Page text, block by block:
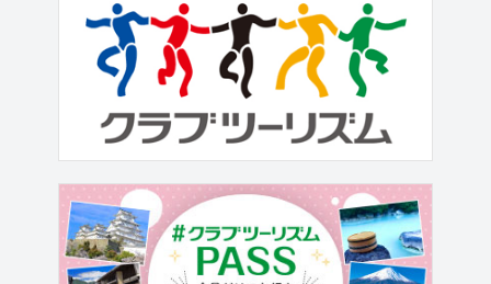
【ワンポイントアドバイス】も交えて
ご案内いたします。 中国渡航に必要な
もの（2024年9月時点） ①パスポート
有効期限：中国入国時6ヶ月以上、余
白：見開き2ページ以上 ※必ず有効期